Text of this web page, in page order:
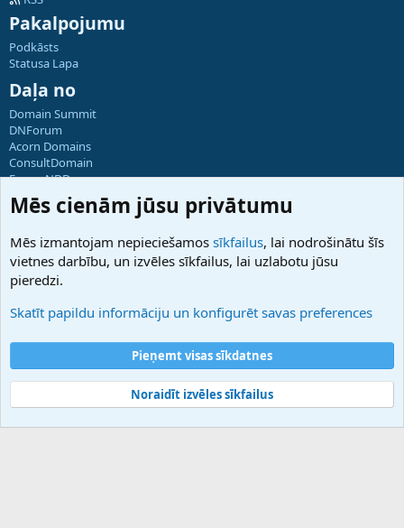
Pakalpojumu
Podkāsts
Statusa Lapa
Daļa no
Domain Summit
DNForum
Acorn Domains
ConsultDomain
ForumNDD
Domainforum.ro
27.be
Hostmaria
Atbalsts
Palīdzība
Noteikumi un nosacījumi
Privātuma politika
Community platform by XenForo® © 2010-2025 XenForo Ltd.
Mēs cienām jūsu privātumu
Mēs izmantojam nepieciešamos sīkfailus, lai nodrošinātu šīs
vietnes darbību, un izvēles sīkfailus, lai uzlabotu jūsu
pieredzi.
Skatīt papildu informāciju un konfigurēt savas preferences
Pieņemt visas sīkdatnes
Noraidīt izvēles sīkfailus